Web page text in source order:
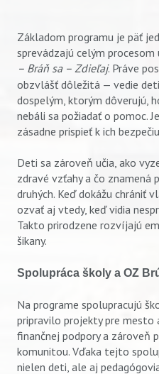
Základom programu je päť
sprevádzajú celým procesom
– Bráň sa – Zdieľaj. Práve
obzvlášť dôležitá — vedie
dospelým, ktorým dôverujú,
nebáli sa požiadať o pomoc.
zásadne prispieť k ich
Deti sa zároveň učia, ako
zdravé vzťahy a čo znamená
druhých. Keď dokážu chrániť
ozvať aj vtedy, keď vidia
Takto prirodzene rozvíjajú
šikany.
Spolupráca školy a OZ
Na programe spolupracujú
pripravilo projekty pre mesto
finančnej podpory a zároveň
komunitou. Vďaka tejto
nielen deti, ale aj